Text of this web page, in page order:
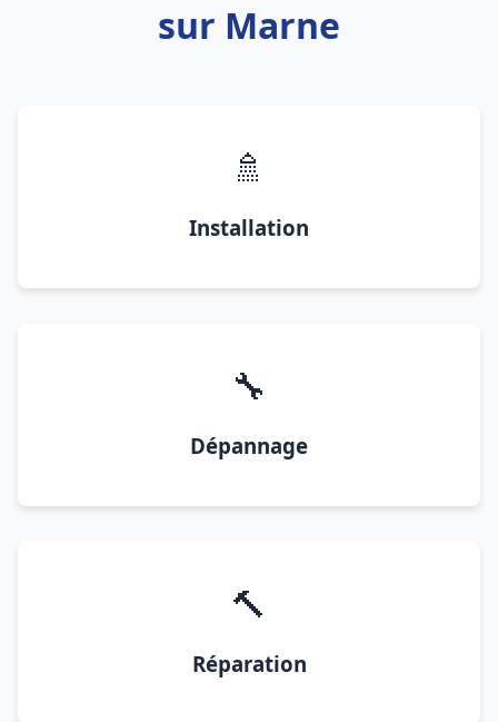
sur Marne
🚿
Installation
🔧
Dépannage
🔨
Réparation